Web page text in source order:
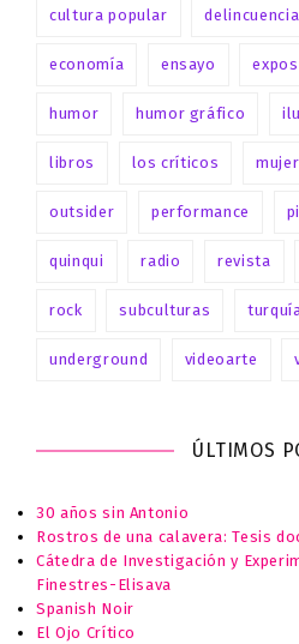
cultura popular delincuencia
economía ensayo
humor humor gráfico
libros los críticos mujer
outsider performance
quinqui radio revista
rock subculturas
underground videoarte
ÚLTIMOS
30 años sin Antonio
Rostros de una calavera: Tesis
Cátedra de Investigación y
Finestres-Elisava
Spanish Noir
El Ojo Crítico